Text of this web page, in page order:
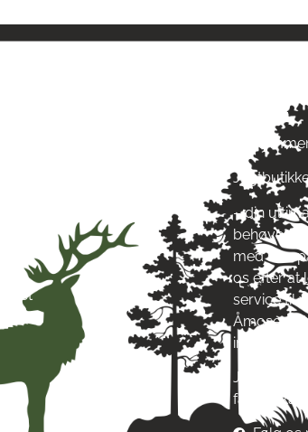
Om
– din
behøver til
med stor
os efter at
service til
Åmosen i
inspirere af
Jagt &
fællesskab!